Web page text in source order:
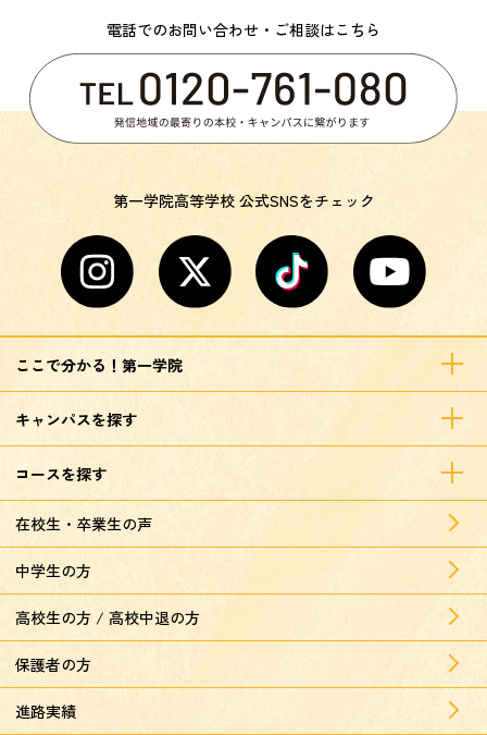
電話でのお問い合わせ・ご相談はこちら
第一学院高等学校 公式SNSをチェック
ここで分かる！第一学院
キャンパスを探す
コースを探す
在校生・卒業生の声
中学生の方
高校生の方 / 高校中退の方
保護者の方
進路実績